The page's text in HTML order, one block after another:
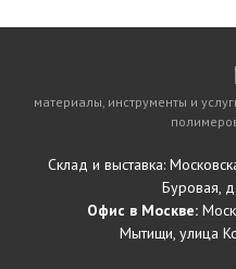
материалы, инструменты и
Склад и выставка:
Буровая,
Офис в Москве:
Мытищи, улица